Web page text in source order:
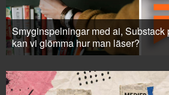
Smyginspelningar med ai, Substack
kan vi glömma hur man läser?